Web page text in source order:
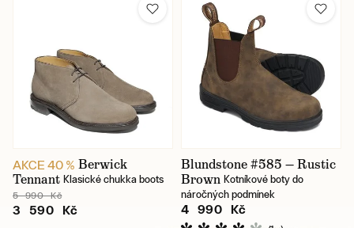
AKCE 40 % Berwick
Tennant Klasické chukka boots
5 990 Kč
3 590 Kč
Blundstone #585 — Rustic
Brown Kotníkové boty do
náročných podmínek
4 990 Kč